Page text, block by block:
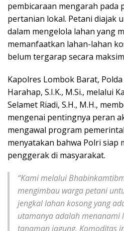
pembicaraan mengarah pada
pertanian lokal. Petani diajak
dalam mengelola lahan yang
memanfaatkan lahan-lahan
belum tergarap secara
Kapolres Lombok Barat, Polda
Harahap, S.I.K., M.Si., melalui
Selamet Riadi, S.H., M.H.,
mengenai pentingnya peran
mengawal program
menyatakan bahwa Polri siap
penggerak di masyarakat.
“Kami melalui
mengimbau warga petani
jengkal lahan kosong yang
utamanya adalah menanami
tanaman jagung. Komoditas